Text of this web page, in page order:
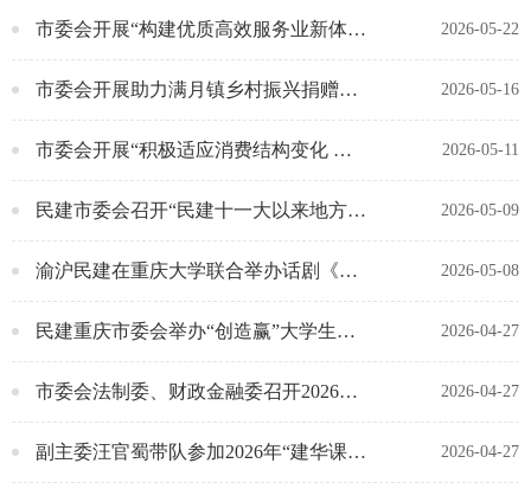
市委会开展“构建优质高效服务业新体系 助力经济高质量发展”重点课题调研 2026-05-22
市委会开展助力满月镇乡村振兴捐赠活动 2026-05-16
市委会开展“积极适应消费结构变化 扩大优质商品和服务供给”重点课题调研 2026-05-11
民建市委会召开“民建十一大以来地方组织会员发展工作实践创新举措研究”重点理论课题调研座谈会 2026-05-09
渝沪民建在重庆大学联合举办话剧《国士》观演活动 2026-05-08
民建重庆市委会举办“创造赢”大学生创业就业大赛 2026-04-27
市委会法制委、财政金融委召开2026年全体会议 2026-04-27
副主委汪官蜀带队参加2026年“建华课堂·安徽民营经济大讲堂” 2026-04-27